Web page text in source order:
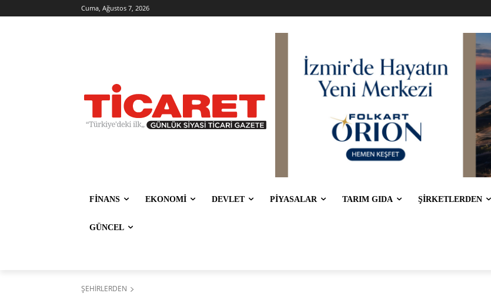
Cuma, Ağustos 7, 2026
FİNANS EKONOMİ DEVLET PİYASALAR TARIM GIDA ŞİRKETLERDEN
GÜNCEL
ŞEHİRLERDEN